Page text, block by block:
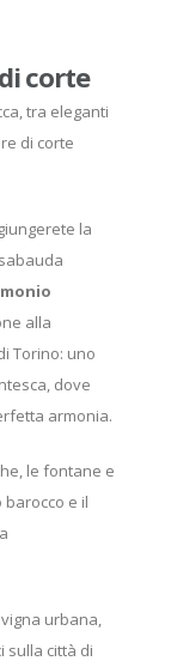
corte
tra eleganti
di corte
la
alla
Torino: uno
dove
armonia.
le fontane e
barocco e il
urbana,
sulla città di